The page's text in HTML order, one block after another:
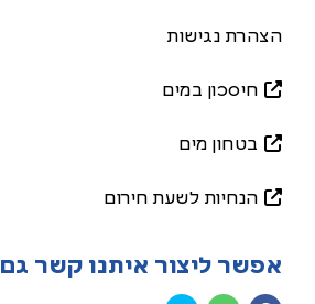
הצהרת נגישות
חיסכון במים
בטחון מים
הנחיות לשעת חירום
אפשר ליצור איתנו קשר גם